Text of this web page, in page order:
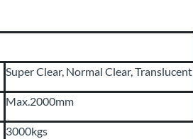
Super Clear, Normal Clear, Translucent
Max.2000mm
3000kgs